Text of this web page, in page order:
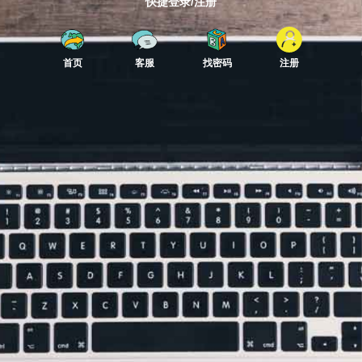
首页 客服 找密码 注册